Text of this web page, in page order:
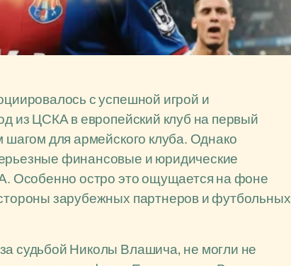
с успешной игрой и
из ЦСКА в европейский клуб на первый
шагом для армейского клуба. Однако
финансовые и юридические
Особенно остро это ощущается на фоне
зарубежных партнеров и футбольных
судьбой Николы Влашича, не могли не